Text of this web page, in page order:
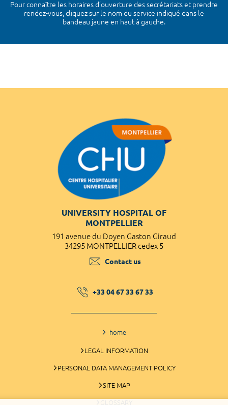
Pour connaître les horaires d’ouverture des secrétariats et prendre
rendez-vous, cliquez sur le nom du service indiqué dans le
bandeau jaune en haut à gauche.
UNIVERSITY HOSPITAL OF
MONTPELLIER
191 avenue du Doyen Gaston Giraud
34295 MONTPELLIER cedex 5
Contact us
+33 04 67 33 67 33
home
LEGAL INFORMATION
PERSONAL DATA MANAGEMENT POLICY
SITE MAP
GLOSSARY